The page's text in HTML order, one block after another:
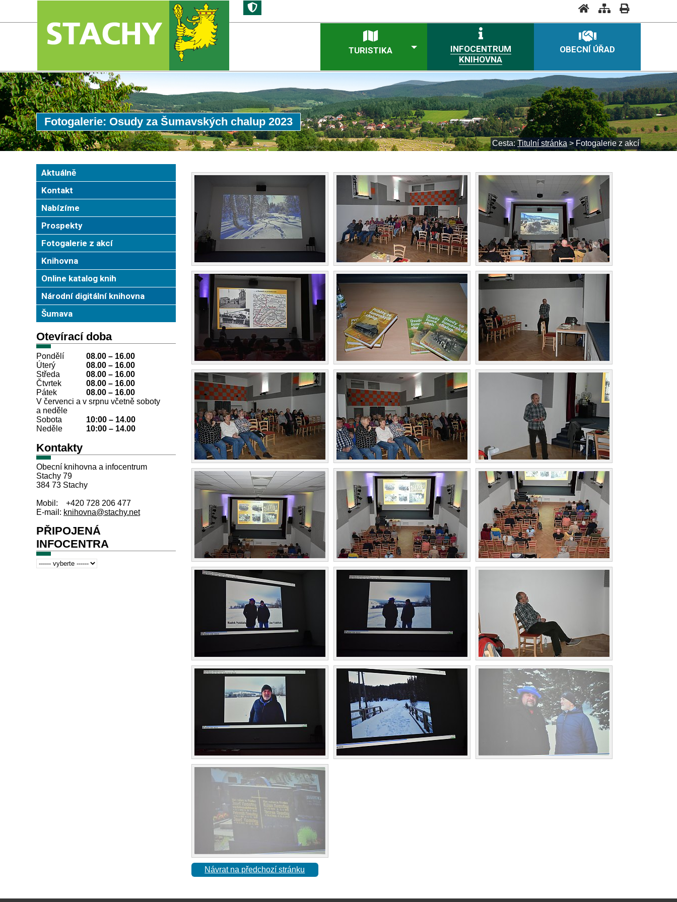
TURISTIKA
INFOCENTRUM
KNIHOVNA
OBECNÍ ÚŘAD
Fotogalerie: Osudy za Šumavských chalup 2023
Cesta: Titulní stránka> Fotogalerie z akcí
Aktuálně
Kontakt
Nabízíme
Prospekty
Fotogalerie z akcí
Knihovna
Online katalog knih
Národní digitální knihovna
Šumava
Otevírací doba
Pondělí
08.00 – 16.00
Úterý
08.00 – 16.00
Středa
08.00 – 16.00
Čtvrtek
08.00 – 16.00
Pátek
08.00 – 16.00
V červenci a v srpnu včetně soboty
a neděle
Sobota
10:00 – 14.00
Neděle
10:00 – 14.00
Kontakty
Obecní knihovna a infocentrum
Stachy 79
384 73 Stachy
Mobil: +420 728 206 477
E-mail: knihovna@stachy.net
PŘIPOJENÁ
INFOCENTRA
Návrat na předchozí stránku